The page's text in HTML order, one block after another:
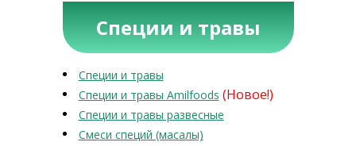
Специи и травы
Специи и травы
Специи и травы Amilfoods (Новое!)
Специи и травы развесные
Смеси специй (масалы)